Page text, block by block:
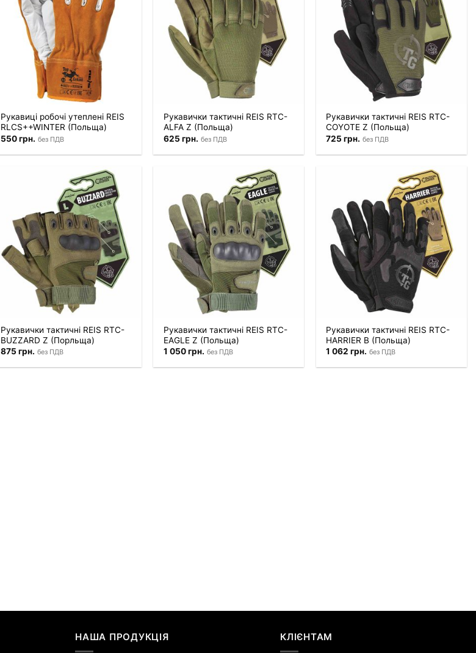
Рукавиці робочі утеплені REIS
RLCS++WINTER (Польща)
550грн. без ПДВ
Рукавички тактичні REIS RTC-
ALFA Z (Польща)
625 грн. без ПДВ
Рукавички тактичні REIS RTC-
COYOTE Z (Польща)
725грн. без ПДВ
Рукавички тактичні REIS RTC-
BUZZARD Z (Порльща)
875 грн. без ПДВ
Рукавички тактичні REIS RTC-
EAGLE Z (Польща)
1 050грн. без ПДВ
Рукавички тактичні REIS RTC-
HARRIER B (Польща)
1 062грн. без ПДВ
НАША ПРОДУКЦІЯ КЛІЄНТАМ